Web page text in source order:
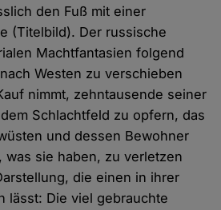
den Fuß mit einer
(Titelbild). Der russische
Machtfantasien folgend
Westen zu verschieben
nimmt, zehntausende seiner
Schlachtfeld zu opfern, das
und dessen Bewohner
was sie haben, zu verletzen
die einen in ihrer
lässt: Die viel gebrauchte